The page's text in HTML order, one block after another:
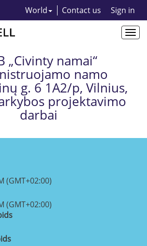
World Contact us Sign in
„Civinty namai“
namo
g. 6 1A2/p, Vilnius,
projektavimo
darbai
(GMT+02:00)
(GMT+02:00)